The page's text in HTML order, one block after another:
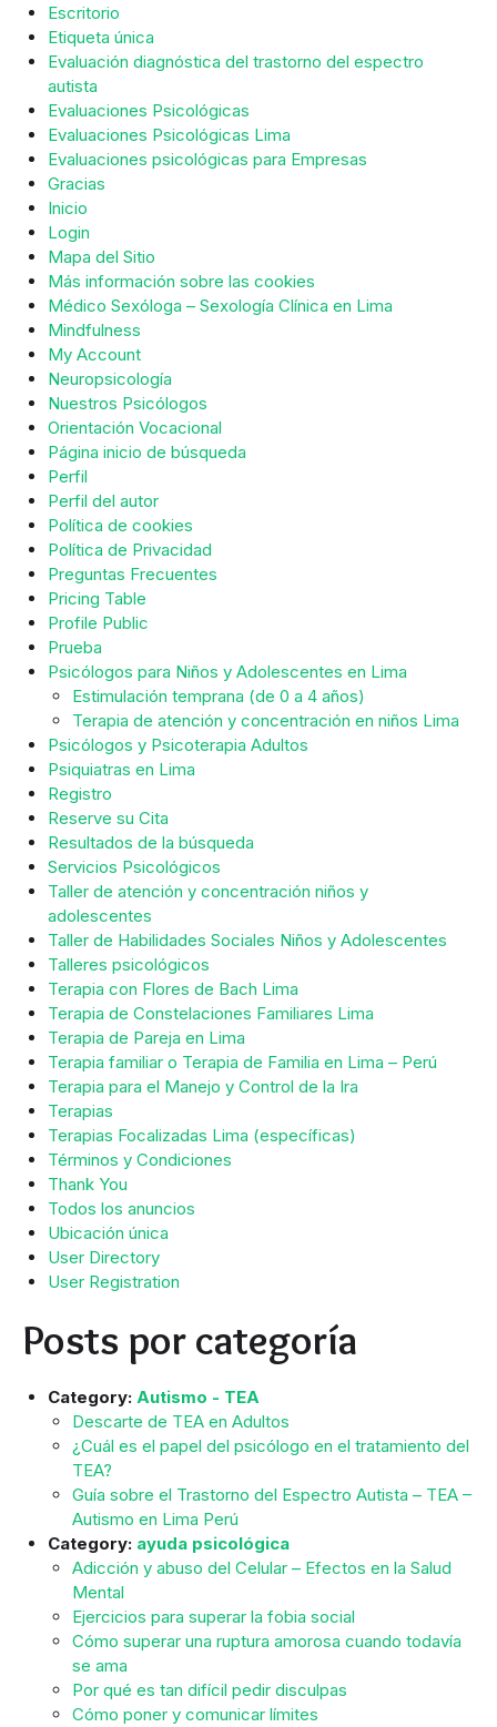
Escritorio
Etiqueta única
Evaluación diagnóstica del trastorno del espectro
autista
Evaluaciones Psicológicas
Evaluaciones Psicológicas Lima
Evaluaciones psicológicas para Empresas
Gracias
Inicio
Login
Mapa del Sitio
Más información sobre las cookies
Médico Sexóloga – Sexología Clínica en Lima
Mindfulness
My Account
Neuropsicología
Nuestros Psicólogos
Orientación Vocacional
Página inicio de búsqueda
Perfil
Perfil del autor
Política de cookies
Política de Privacidad
Preguntas Frecuentes
Pricing Table
Profile Public
Prueba
Psicólogos para Niños y Adolescentes en Lima
Estimulación temprana (de 0 a 4 años)
Terapia de atención y concentración en niños Lima
Psicólogos y Psicoterapia Adultos
Psiquiatras en Lima
Registro
Reserve su Cita
Resultados de la búsqueda
Servicios Psicológicos
Taller de atención y concentración niños y
adolescentes
Taller de Habilidades Sociales Niños y Adolescentes
Talleres psicológicos
Terapia con Flores de Bach Lima
Terapia de Constelaciones Familiares Lima
Terapia de Pareja en Lima
Terapia familiar o Terapia de Familia en Lima – Perú
Terapia para el Manejo y Control de la Ira
Terapias
Terapias Focalizadas Lima (específicas)
Términos y Condiciones
Thank You
Todos los anuncios
Ubicación única
User Directory
User Registration
Posts por categoría
Category: Autismo - TEA
Descarte de TEA en Adultos
¿Cuál es el papel del psicólogo en el tratamiento del
TEA?
Guía sobre el Trastorno del Espectro Autista – TEA –
Autismo en Lima Perú
Category: ayuda psicológica
Adicción y abuso del Celular – Efectos en la Salud
Mental
Ejercicios para superar la fobia social
Cómo superar una ruptura amorosa cuando todavía
se ama
Por qué es tan difícil pedir disculpas
Cómo poner y comunicar límites